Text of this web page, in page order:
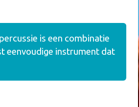
is een combinatie
eenvoudige instrument dat